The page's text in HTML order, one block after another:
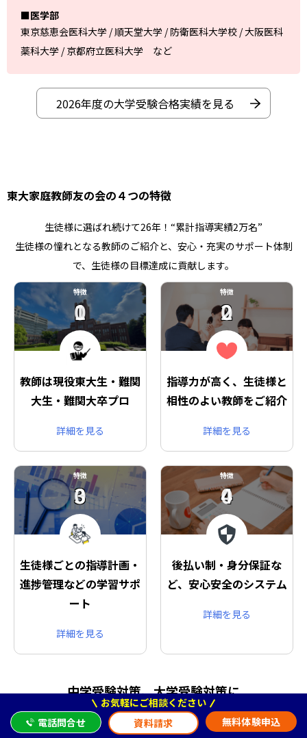
■医学部
東京慈恵会医科大学 / 順天堂大学 / 防衛医科大学校 / 大阪医科
薬科大学 / 京都府立医科大学 など
2026年度の大学受験合格実績を見る
東大家庭教師友の会の４つの特徴
生徒様に選ばれ続けて26年！“累計指導実績2万名”
生徒様の憧れとなる教師のご紹介と、安心・充実のサポート体制
で、生徒様の目標達成に貢献します。
特徴
01
教師は現役東大生・難関
大生・難関大卒プロ
詳細を見る
特徴
02
指導力が高く、生徒様と
相性のよい教師をご紹介
詳細を見る
特徴
03
生徒様ごとの指導計画・
進捗管理などの学習サポ
ート
詳細を見る
特徴
04
後払い制・身分保証な
ど、安心安全のシステム
詳細を見る
中学受験対策、大学受験対策に
選ばれる理由を動画で紹介
お気軽にご相談ください
電話問合せ
資料請求 無料体験申込